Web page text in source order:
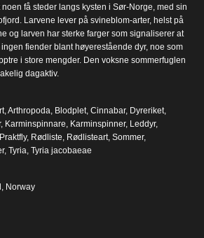
få steder langs kysten i Sør-Norge, med sin
Larvene lever på svineblom-arter, helst på
og larven har sterke farger som signaliserer at
fiender blant høyerestående dyr, noe som
i store mengder. Den voksne sommerfuglen
dagaktiv.
Arthropoda Blodplet Cinnabar, Dyreriket
, Karminspinnare Karminspinner, Leddyr,
Praktfly, Rødliste Rødlisteart Sommer,
, Tyria Tyria jacobaeae
Norway